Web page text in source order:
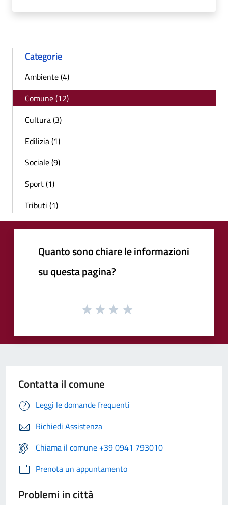
Categorie
Ambiente (4)
Comune (12)
Cultura (3)
Edilizia (1)
Sociale (9)
Sport (1)
Tributi (1)
Quanto sono chiare le informazioni
su questa pagina?
Contatta il comune
Leggi le domande frequenti
Richiedi Assistenza
Chiama il comune +39 0941 793010
Prenota un appuntamento
Problemi in città